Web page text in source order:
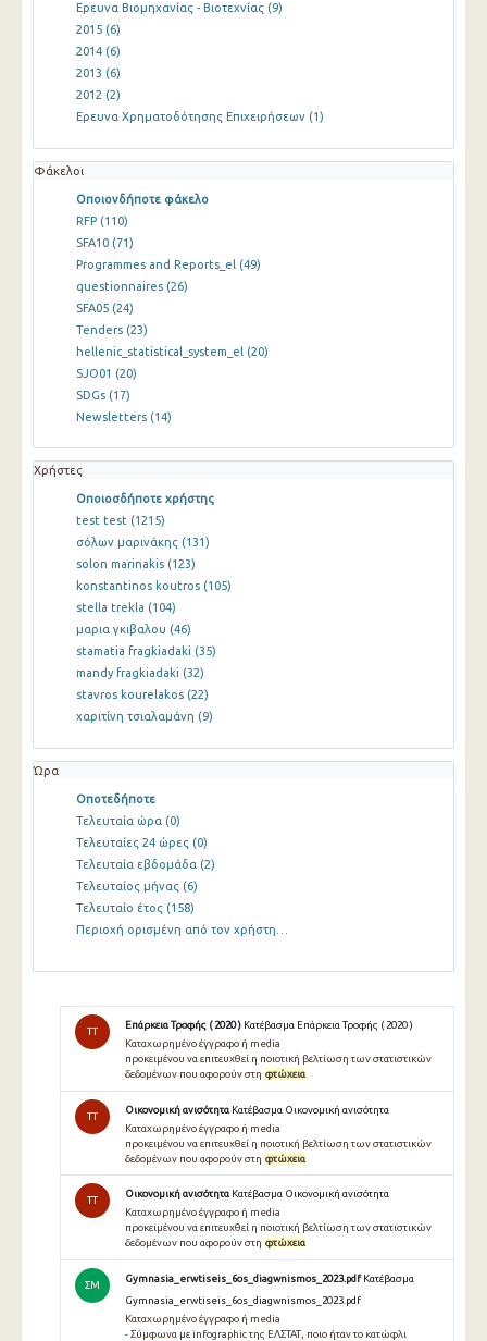
Ερευνα Βιομηχανίας - Βιοτεχνίας (9)
2015 (6)
2014 (6)
2013 (6)
2012 (2)
Ερευνα Χρηματοδότησης Επιχειρήσεων (1)
Φάκελοι
Οποιονδήποτε φάκελο
RFP (110)
SFA10 (71)
Programmes and Reports_el (49)
questionnaires (26)
SFA05 (24)
Tenders (23)
hellenic_statistical_system_el (20)
SJO01 (20)
SDGs (17)
Newsletters (14)
Χρήστες
Οποιοσδήποτε χρήστης
test test (1215)
σόλων μαρινάκης (131)
solon marinakis (123)
konstantinos koutros (105)
stella trekla (104)
μαρια γκιβαλου (46)
stamatia fragkiadaki (35)
mandy fragkiadaki (32)
stavros kourelakos (22)
χαριτίνη τσιαλαμάνη (9)
Ώρα
Οποτεδήποτε
Τελευταία ώρα (0)
Τελευταίες 24 ώρες (0)
Τελευταία εβδομάδα (2)
Τελευταίος μήνας (6)
Τελευταίο έτος (158)
Περιοχή ορισμένη από τον χρήστη…
TT
Επάρκεια Τροφής ( 2020 ) Κατέβασμα Επάρκεια Τροφής ( 2020 )
Καταχωρημένο έγγραφο ή media
προκειμένου να επιτευχθεί η ποιοτική βελτίωση των στατιστικών
δεδομένων που αφορούν στη φτώχεια
TT
Οικονομική ανισότητα Κατέβασμα Οικονομική ανισότητα
Καταχωρημένο έγγραφο ή media
προκειµένου να επιτευχθεί η ποιοτική βελτίωση των στατιστικών
δεδοµένων που αφορούν στη φτώχεια
TT
Οικονομική ανισότητα Κατέβασμα Οικονομική ανισότητα
Καταχωρημένο έγγραφο ή media
προκειµένου να επιτευχθεί η ποιοτική βελτίωση των στατιστικών
δεδοµένων που αφορούν στη φτώχεια
ΣΜ
Gymnasia_erwtiseis_6os_diagwnismos_2023.pdf Κατέβασμα
Gymnasia_erwtiseis_6os_diagwnismos_2023.pdf
Καταχωρημένο έγγραφο ή media
- Σύμφωνα με infographic της ΕΛΣΤΑΤ, ποιο ήταν το κατώφλι